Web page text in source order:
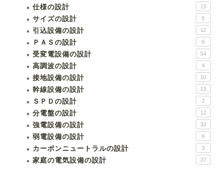
仕様の設計 13
サイズの設計 5
引込設備の設計 12
ＰＡＳの設計 6
受変電設備の設計 54
高調波の設計 4
接地設備の設計 10
幹線設備の設計 13
ＳＰＤの設計 2
分電盤の設計 12
強電設備の設計 32
弱電設備の設計 6
カーボンニュートラルの設計 3
家庭の電気設備の設計 27